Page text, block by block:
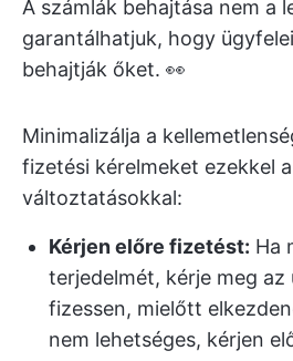
A számlák behajtása nem a
garantálhatjuk, hogy
behajtják őket. 👀
Minimalizálja a
fizetési kérelmeket ezekkel
változtatásokkal:
Kérjen előre fizetést: Ha
terjedelmét, kérje meg
fizessen, mielőtt
nem lehetséges, kérjen